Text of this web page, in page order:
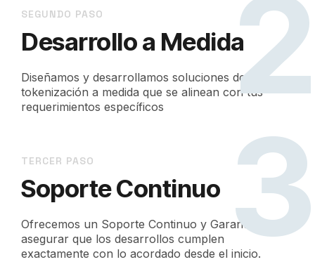
SEGUNDO PASO
Desarrollo a Medida
Diseñamos y desarrollamos soluciones de
tokenización a medida que se alinean con tus
requerimientos específicos
2
TERCER PASO
Soporte Continuo
Ofrecemos un Soporte Continuo y Garantías para
asegurar que los desarrollos cumplen
exactamente con lo acordado desde el inicio.3